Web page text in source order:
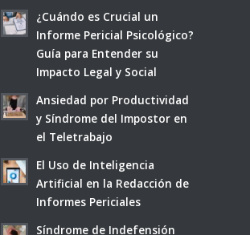
¿Cuándo es Crucial un
Informe Pericial Psicológico?
Guía para Entender su
Impacto Legal y Social
Ansiedad por Productividad
y Síndrome del Impostor en
el Teletrabajo
El Uso de Inteligencia
Artificial en la Redacción de
Informes Periciales
Síndrome de Indefensión